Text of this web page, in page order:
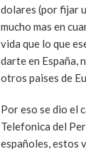
dolares (por fijar
mucho mas en
vida que lo que
darte en España,
otros paises de
Por eso se dio el
Telefonica del
españoles, estos